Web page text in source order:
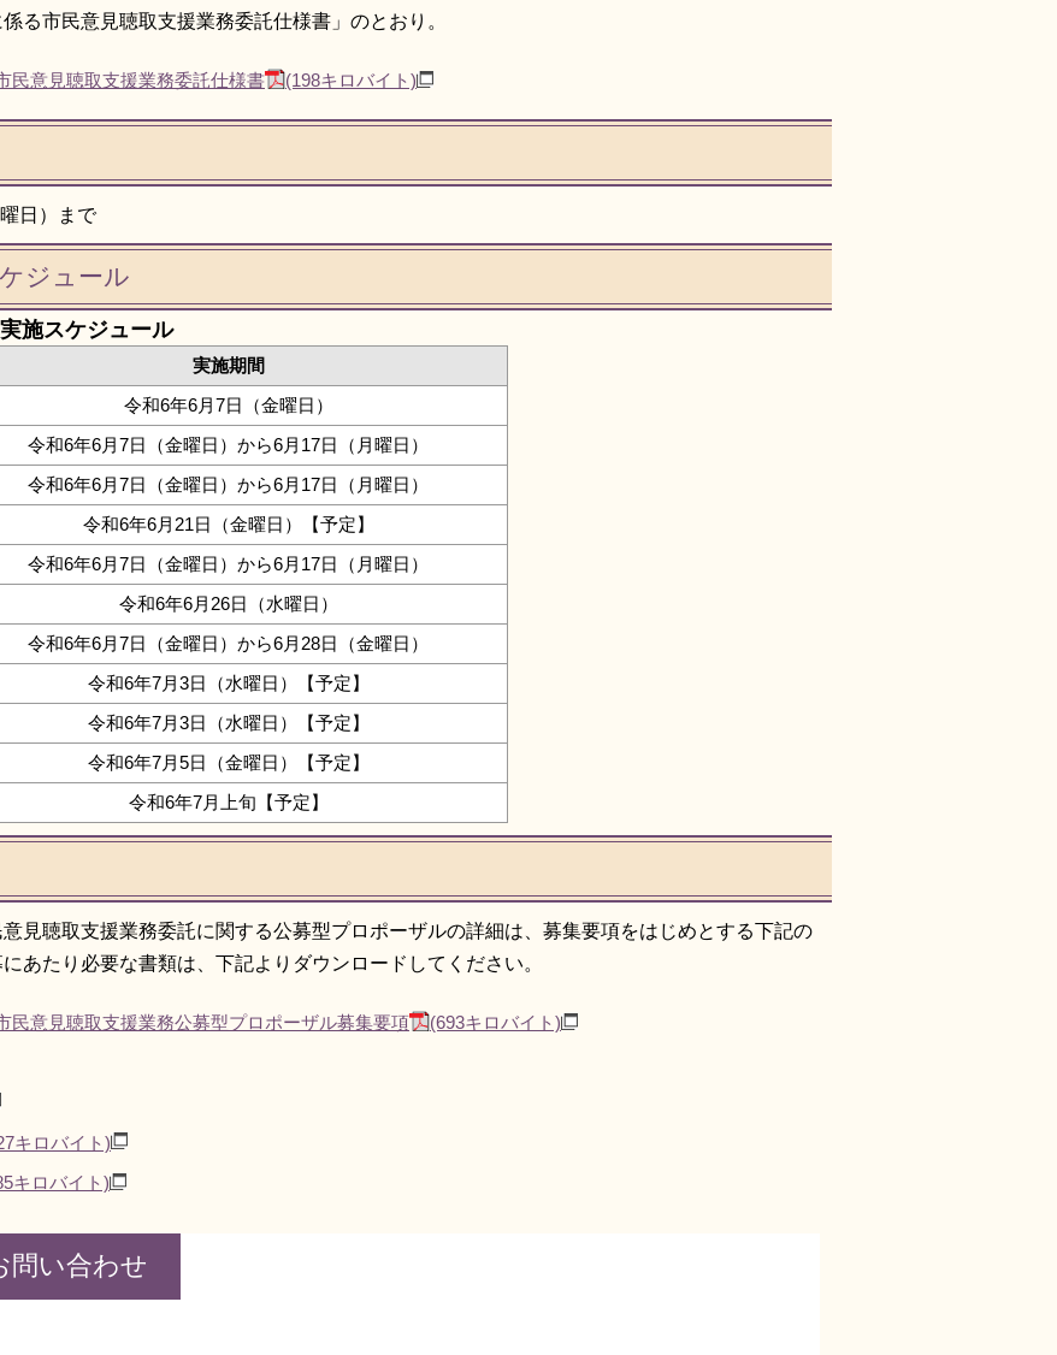
る市民意見聴取支援業務委託仕様書」のとおり。
民意見聴取支援業務委託仕様書 (198キロバイト)
日）まで
ジュール
実施スケジュール
実施期間
令和6年6月7日（金曜日）
令和6年6月7日（金曜日）から6月17日（月曜日）
令和6年6月7日（金曜日）から6月17日（月曜日）
令和6年6月21日（金曜日）【予定】
令和6年6月7日（金曜日）から6月17日（月曜日）
令和6年6月26日（水曜日）
令和6年6月7日（金曜日）から6月28日（金曜日）
令和6年7月3日（水曜日）【予定】
令和6年7月3日（水曜日）【予定】
令和6年7月5日（金曜日）【予定】
令和6年7月上旬【予定】
見聴取支援業務委託に関する公募型プロポーザルの詳細は、募集要項をはじめとする下記の
あたり必要な書類は、下記よりダウンロードしてください。
民意見聴取支援業務公募型プロポーザル募集要項
(693キロバイト)
キロバイト)
キロバイト)
問い合わせ